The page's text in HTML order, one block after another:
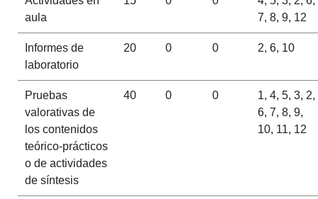
aula
7, 8, 9, 12
Informes de
laboratorio
20 0 0 2, 6, 10
Pruebas
valorativas de
los contenidos
teórico-prácticos
o de actividades
de síntesis
40 0 0
1, 4, 5, 3, 2,
6, 7, 8, 9,
10, 11, 12